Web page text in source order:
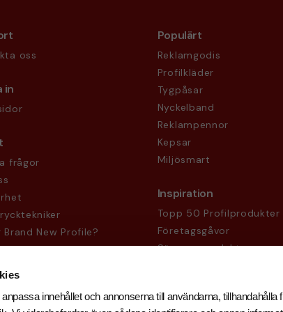
innehållet och annonserna till användarna, tillhandahålla
oss
in
frågor
Brand New Profile?
Populärt
Reklamgodis
Profilkläder
Tygpåsar
Nyckelband
Reklampennor
Kepsar
Miljösmart
Inspiration
Topp 50 Profilprodukter
Företagsgåvor
Säsongsprodukter